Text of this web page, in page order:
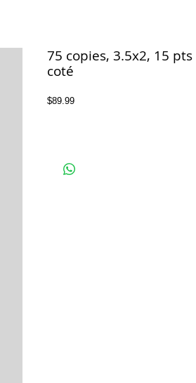
75 copies, 3.5x2, 15
coté
$89.99Price